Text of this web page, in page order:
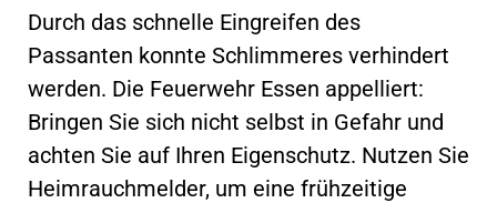
Durch das schnelle Eingreifen des
Passanten konnte Schlimmeres verhindert
werden. Die Feuerwehr Essen appelliert:
Bringen Sie sich nicht selbst in Gefahr und
achten Sie auf Ihren Eigenschutz. Nutzen Sie
Heimrauchmelder, um eine frühzeitige